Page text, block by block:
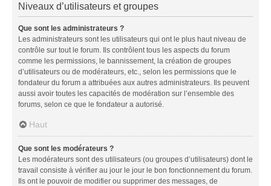
Niveaux d’utilisateurs et groupes
Que sont les administrateurs ?
Les administrateurs sont les utilisateurs qui ont le plus haut niveau de
contrôle sur tout le forum. Ils contrôlent tous les aspects du forum
comme les permissions, le bannissement, la création de groupes
d’utilisateurs ou de modérateurs, etc., selon les permissions que le
fondateur du forum a attribuées aux autres administrateurs. Ils peuvent
aussi avoir toutes les capacités de modération sur l’ensemble des
forums, selon ce que le fondateur a autorisé.
Haut
Que sont les modérateurs ?
Les modérateurs sont des utilisateurs (ou groupes d’utilisateurs) dont le
travail consiste à vérifier au jour le jour le bon fonctionnement du forum.
Ils ont le pouvoir de modifier ou supprimer des messages, de